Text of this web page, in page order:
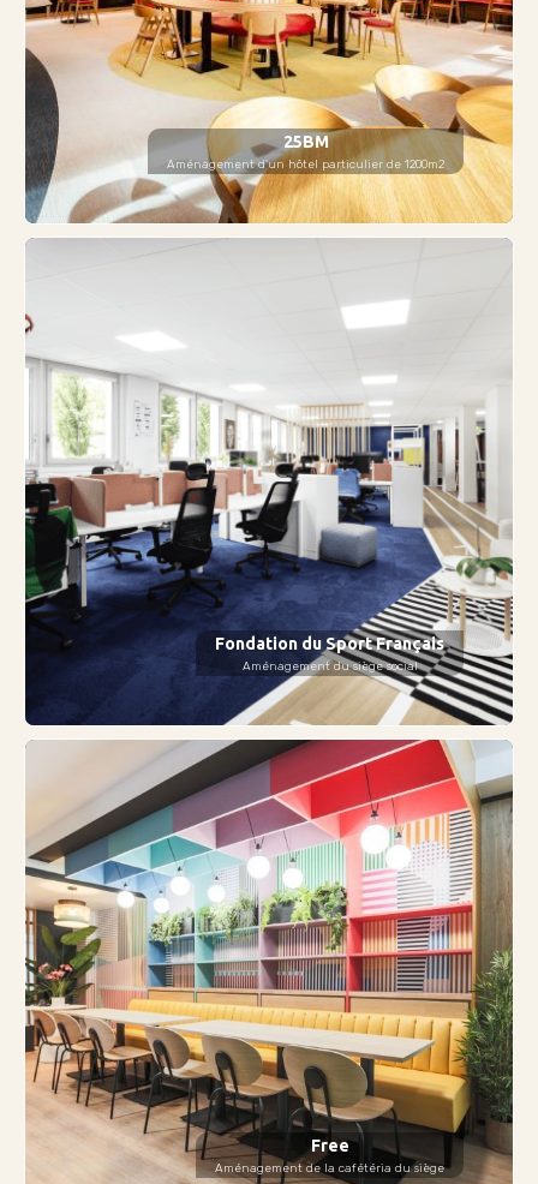
25BM
Aménagement d'un hôtel particulier de 1200m2
Fondation du Sport Français
Aménagement du siège social
Free
Aménagement de la cafétéria du siège